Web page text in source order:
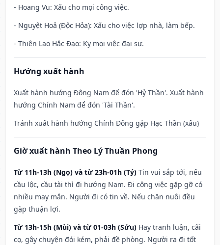
- Hoang Vu: Xấu cho mọi công việc.
- Nguyệt Hoả (Độc Hỏa): Xấu cho việc lợp nhà, làm bếp.
- Thiên Lao Hắc Đạo: Kỵ mọi việc đại sự.
Hướng xuất hành
Xuất hành hướng Đông Nam để đón 'Hỷ Thần'. Xuất hành
hướng Chính Nam để đón 'Tài Thần'.
Tránh xuất hành hướng Chính Đông gặp Hạc Thần (xấu)
Giờ xuất hành Theo Lý Thuần Phong
Từ 11h-13h (Ngọ) và từ 23h-01h (Tý) Tin vui sắp tới, nếu
cầu lộc, cầu tài thì đi hướng Nam. Đi công việc gặp gỡ có
nhiều may mắn. Người đi có tin về. Nếu chăn nuôi đều
gặp thuận lợi.
Từ 13h-15h (Mùi) và từ 01-03h (Sửu) Hay tranh luận, cãi
cọ, gây chuyện đói kém, phải đề phòng. Người ra đi tốt